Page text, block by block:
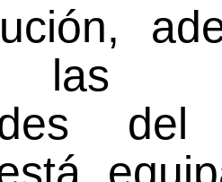
las
del